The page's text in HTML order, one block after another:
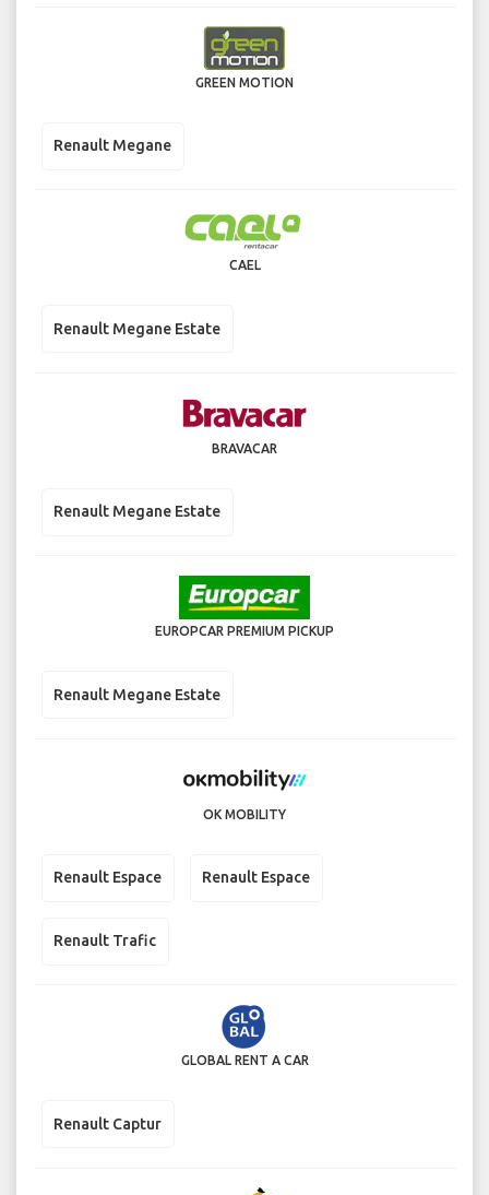
GREEN MOTION
Renault Megane
CAEL
Renault Megane Estate
BRAVACAR
Renault Megane Estate
EUROPCAR PREMIUM PICKUP
Renault Megane Estate
OK MOBILITY
Renault Espace Renault Espace
Renault Trafic
GLOBAL RENT A CAR
Renault Captur